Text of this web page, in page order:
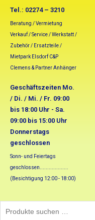
Tel.: 02274 – 3210
Beratung / Vermietung
Verkauf / Service / Werkstatt /
Zubehör / Ersatzteile /
Mietpark Elsdorf C&P
Clemens & Partner Anhänger
Geschäftszeiten Mo.
/ Di. / Mi. / Fr. 09:00
bis 18:00 Uhr - Sa.
09:00 bis 15:00 Uhr
Donnerstags
geschlossen
Sonn- und Feiertags
geschlossen...................
(Besichtigung 12:00 - 18:00)